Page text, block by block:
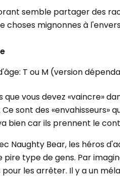
semble partager des
choses mignonnes à
T ou M (version
que vous devez «vaincre»
sont des «envahisseurs»
bien car ils prennent le
Naughty Bear, les héros
type de gens. Par
les arrêter. Il y a un